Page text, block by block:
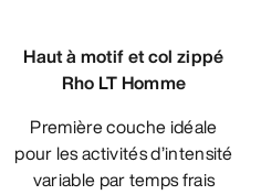
Haut à motif et col zippé
Rho LT Homme
Première couche idéale
pour les activités d’intensité
variable par temps frais